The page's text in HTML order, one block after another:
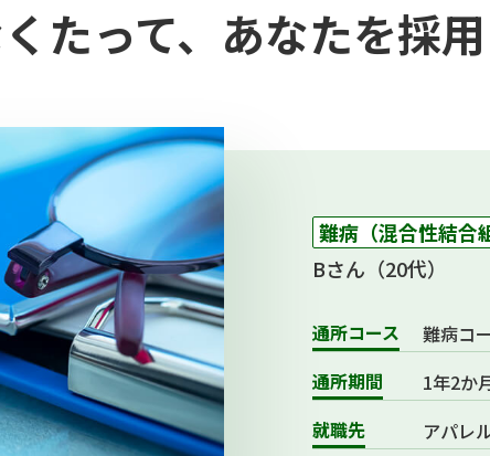
たって、あなたを採用
難病（混合性結合
Bさん（20代）
通所コース
難病コ
通所期間
1年2か
就職先
アパレ